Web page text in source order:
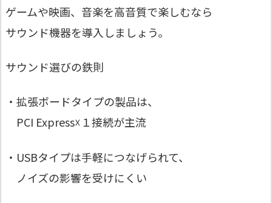
ゲームや映画、音楽を高音質で楽しむなら
サウンド機器を導入しましょう。
サウンド選びの鉄則
・拡張ボードタイプの製品は、
PCI Express☓１接続が主流
・USBタイプは手軽につなげられて、
ノイズの影響を受けにくい